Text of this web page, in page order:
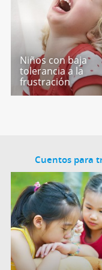
Niños con baja
tolerancia a la
frustración
Cuentos para